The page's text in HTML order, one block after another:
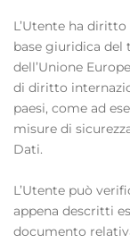
L’Utente ha
base giuridica
dell’Unione
di diritto
paesi, come ad
misure di
Dati.
L’Utente può
appena descritti
documento